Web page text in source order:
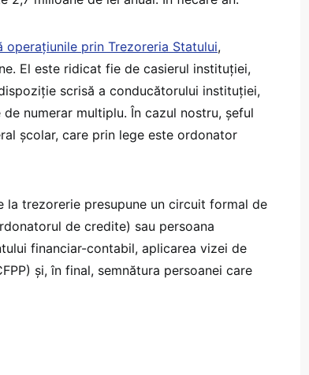
operațiunile prin Trezoreria Statului,
El este ridicat fie de casierul instituției,
scrisă a conducătorului instituției,
numerar multiplu. În cazul nostru, șeful
școlar, care prin lege este ordonator
la trezorerie presupune un circuit formal de
de credite) sau persoana
financiar-contabil, aplicarea vizei de
și, în final, semnătura persoanei care